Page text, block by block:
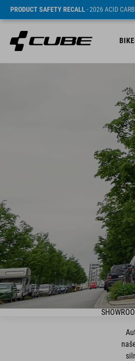
PRODUCT SAFETY RECALL- 2026 ACID